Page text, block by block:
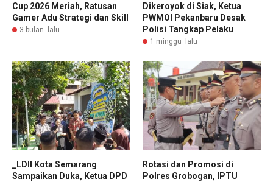
Cup 2026 Meriah, Ratusan
Gamer Adu Strategi dan Skill
3 bulan lalu
Dikeroyok di Siak, Ketua
PWMOI Pekanbaru Desak
Polisi Tangkap Pelaku
1 minggu lalu
_LDII Kota Semarang
Sampaikan Duka, Ketua DPD
Rotasi dan Promosi di
Polres Grobogan, IPTU